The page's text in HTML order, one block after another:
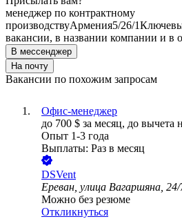
менеджер по контрактному
производствуАрмения5/26/1
вакансии, в названии компании и в
В мессенджер
На почту
Вакансии по похожим запросам
Офис-менеджер
до 700 $ за месяц, до вычета
Опыт 1-3 года
Выплаты: Раз в месяц
DSVent
Ереван, улица Вагаршяна, 24/
Можно без резюме
Откликнуться